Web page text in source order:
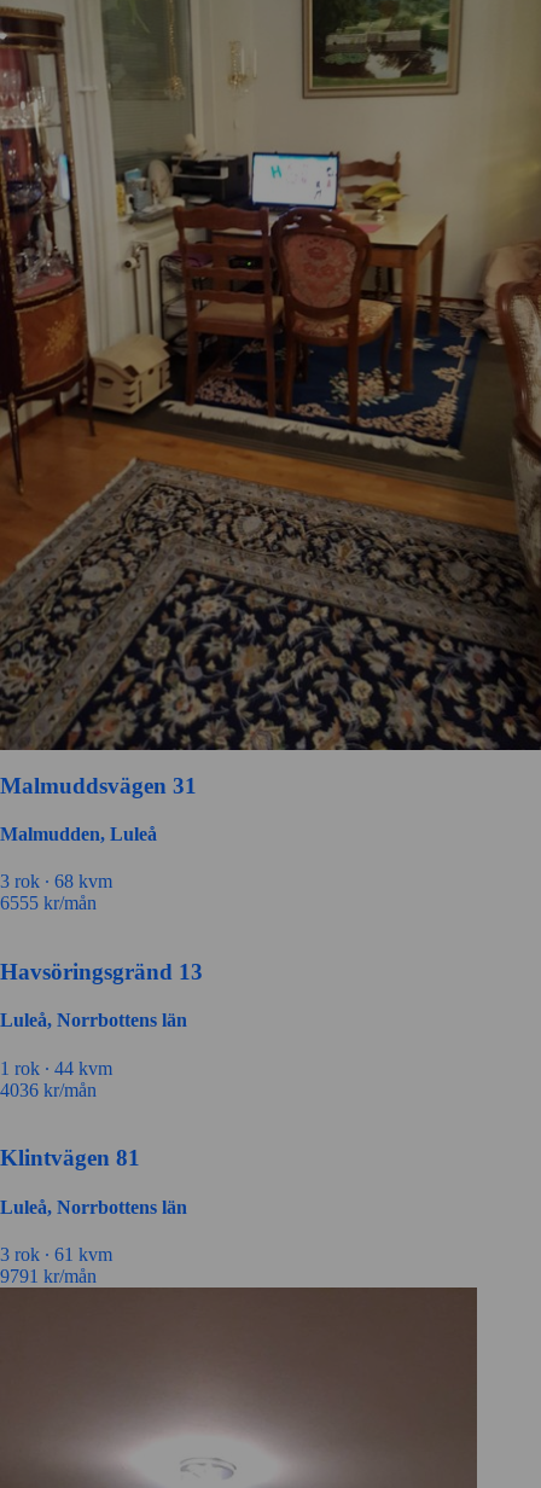
Malmuddsvägen 31
Malmudden, Luleå
3 rok ∙ 68 kvm
6555 kr/mån
Havsöringsgränd 13
Luleå, Norrbottens län
1 rok ∙ 44 kvm
4036 kr/mån
Klintvägen 81
Luleå, Norrbottens län
3 rok ∙ 61 kvm
9791 kr/mån